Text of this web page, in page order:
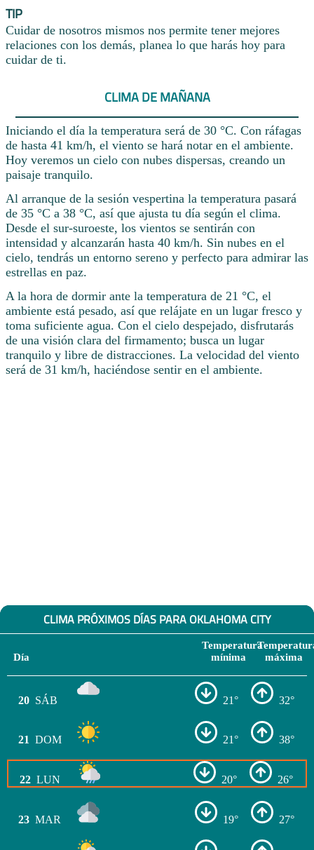
TIP
Cuidar de nosotros mismos nos permite tener mejores
relaciones con los demás, planea lo que harás hoy para
cuidar de ti.
CLIMA DE MAÑANA
Iniciando el día la temperatura será de 30 °C. Con ráfagas
de hasta 41 km/h, el viento se hará notar en el ambiente.
Hoy veremos un cielo con nubes dispersas, creando un
paisaje tranquilo.
Al arranque de la sesión vespertina la temperatura pasará
de 35 °C a 38 °C, así que ajusta tu día según el clima.
Desde el sur-suroeste, los vientos se sentirán con
intensidad y alcanzarán hasta 40 km/h. Sin nubes en el
cielo, tendrás un entorno sereno y perfecto para admirar las
estrellas en paz.
A la hora de dormir ante la temperatura de 21 °C, el
ambiente está pesado, así que relájate en un lugar fresco y
toma suficiente agua. Con el cielo despejado, disfrutarás
de una visión clara del firmamento; busca un lugar
tranquilo y libre de distracciones. La velocidad del viento
será de 31 km/h, haciéndose sentir en el ambiente.
CLIMA PRÓXIMOS DÍAS PARA OKLAHOMA CITY
Día
Temperatura
mínima
máxima
20 SÁB 21° 32°
21 DOM 21° 38°
22 LUN 20° 26°
23 MAR 19° 27°